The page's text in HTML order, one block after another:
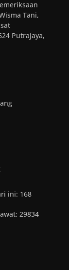
Tani,
Putrajaya,
ini: 168
29834